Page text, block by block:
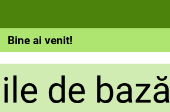
Bine ai venit!
de bază